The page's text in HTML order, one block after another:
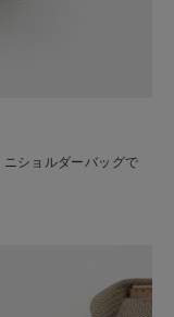
ショルダーバッグで